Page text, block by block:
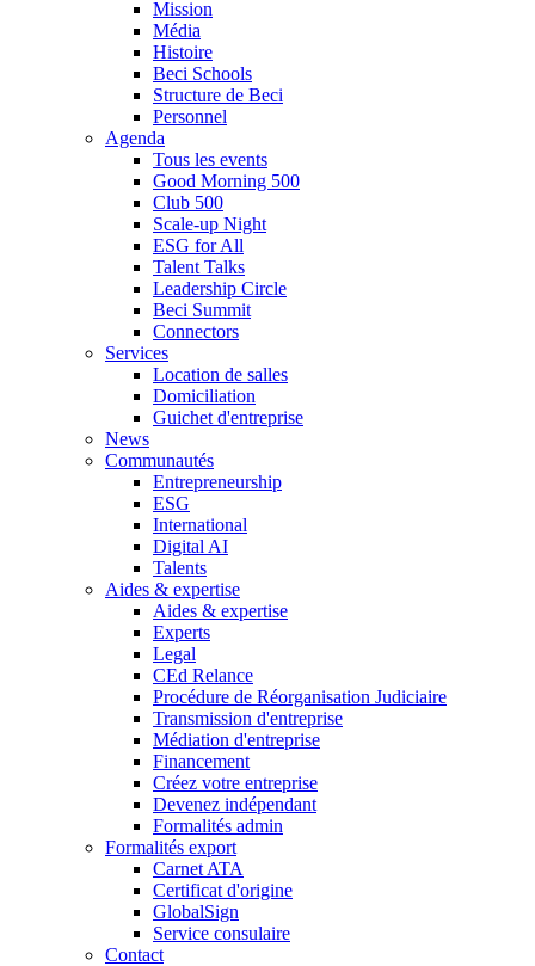
Mission
Média
Histoire
Beci Schools
Structure de Beci
Personnel
Agenda
Tous les events
Good Morning 500
Club 500
Scale-up Night
ESG for All
Talent Talks
Leadership Circle
Beci Summit
Connectors
Services
Location de salles
Domiciliation
Guichet d'entreprise
News
Communautés
Entrepreneurship
ESG
International
Digital AI
Talents
Aides & expertise
Aides & expertise
Experts
Legal
CEd Relance
Procédure de Réorganisation Judiciaire
Transmission d'entreprise
Médiation d'entreprise
Financement
Créez votre entreprise
Devenez indépendant
Formalités admin
Formalités export
Carnet ATA
Certificat d'origine
GlobalSign
Service consulaire
Contact